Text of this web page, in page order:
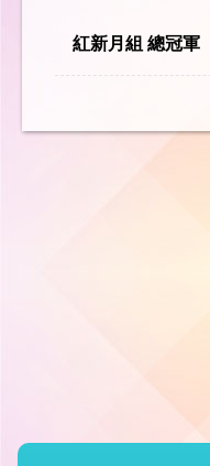
紅新月組 總冠軍